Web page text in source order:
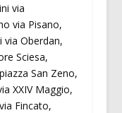
via
via Pisano,
via Oberdan,
Sciesa,
San Zeno,
XXIV Maggio,
Fincato,